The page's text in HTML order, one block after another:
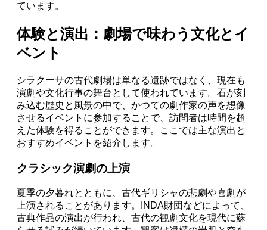
ています。
体験と演出：劇場で味わう文化とイ
ベント
シラクーサの古代劇場は単なる遺跡ではなく、現在も
演劇や文化行事の舞台として使われています。石が刻
み込む歴史と風景の中で、かつての劇作家の声を想像
させるイベントに参加することで、訪問者は時間を超
えた体験を得ることができます。ここでは主な演出と
おすすめイベントを紹介します。
クラシック演劇の上演
夏季の夕暮れとともに、古代ギリシャの悲劇や喜劇が
上演されることがあります。INDA財団などによって、
古典作品の演出が行われ、古代の観劇文化を現代に蘇